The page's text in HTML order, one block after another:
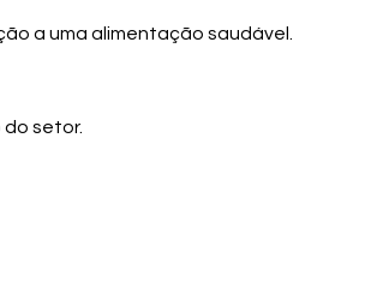
a uma alimentação saudável.
setor.